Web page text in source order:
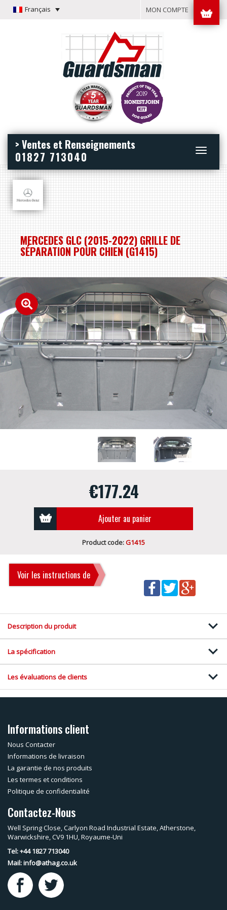
Français MON COMPTE
Toggle
> Ventes et Renseignements
01827 713040
MERCEDES GLC (2015-2022) GRILLE DE
SÉPARATION POUR CHIEN (G1415)
€177.24
Ajouter au panier
Product code:G1415
Voir les instructions de
Description du produit
La spécification
Les évaluations de clients
Informations client
Nous Contacter
Informations de livraison
La garantie de nos produits
Les termes et conditions
Politique de confidentialité
Contactez-Nous
Well Spring Close, Carlyon Road Industrial Estate, Atherstone,
Warwickshire, CV9 1HU, Royaume-Uni
Tel: +44 1827 713040
Mail:info@athag.co.uk